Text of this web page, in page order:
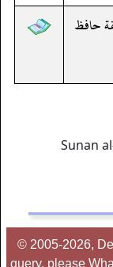
حافظ
Sunan
© 2005-2026,
query, please